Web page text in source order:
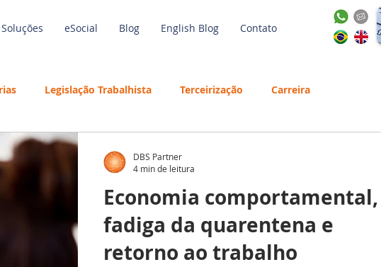
Soluções eSocial Blog English Blog Contato
Legislação Trabalhista Terceirização Carreira
Economia
Employees Guia Salarial Reforma Trabalhista
Folha de Pagamento Outsourcing English
Economia comportamental,
fadiga da quarentena e
retorno ao trabalho
DBS Partner
4 min de leitura